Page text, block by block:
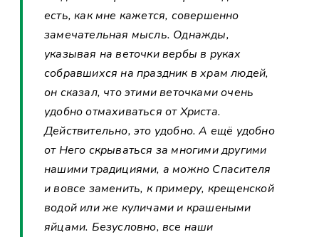
есть, как мне кажется, совершенно
замечательная мысль. Однажды,
указывая на веточки вербы в руках
собравшихся на праздник в храм людей,
он сказал, что этими веточками очень
удобно отмахиваться от Христа.
Действительно, это удобно. А ещё удобно
от Него скрываться за многими другими
нашими традициями, а можно Спасителя
и вовсе заменить, к примеру, крещенской
водой или же куличами и крашеными
яйцами. Безусловно, все наши